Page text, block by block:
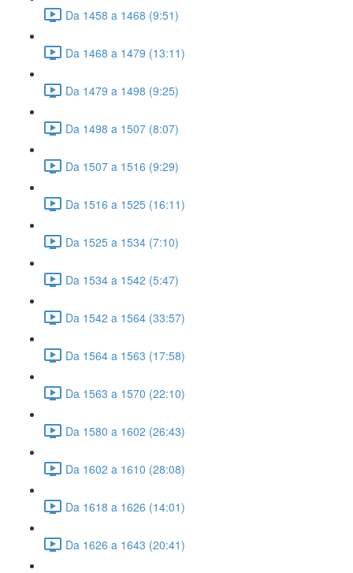
Da 1458 a 1468 (9:51)
Da 1468 a 1479 (13:11)
Da 1479 a 1498 (9:25)
Da 1498 a 1507 (8:07)
Da 1507 a 1516 (9:29)
Da 1516 a 1525 (16:11)
Da 1525 a 1534 (7:10)
Da 1534 a 1542 (5:47)
Da 1542 a 1564 (33:57)
Da 1564 a 1563 (17:58)
Da 1563 a 1570 (22:10)
Da 1580 a 1602 (26:43)
Da 1602 a 1610 (28:08)
Da 1618 a 1626 (14:01)
Da 1626 a 1643 (20:41)